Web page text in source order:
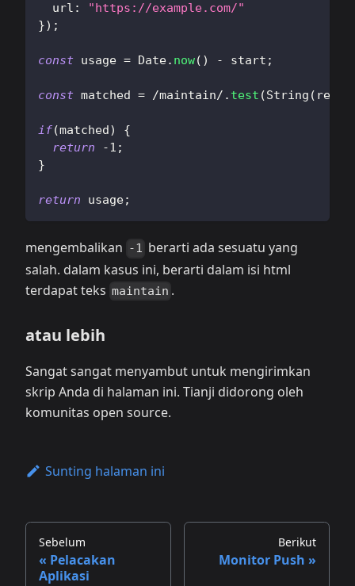
url :
"https://example.com/"
}) ;
const usage = Date. now( ) - start ;
const matched = /maintain/ . test (String ( res
if(matched )
{
return
-1 ;
}
return usage;
mengembalikan -1 berarti ada sesuatu yang
salah. dalam kasus ini, berarti dalam isi html
terdapat teks maintain .
atau lebih
Sangat sangat menyambut untuk mengirimkan
skrip Anda di halaman ini. Tianji didorong oleh
komunitas open source.
Sunting halaman ini
Sebelum
Pelacakan
Aplikasi
Berikut
Monitor Push